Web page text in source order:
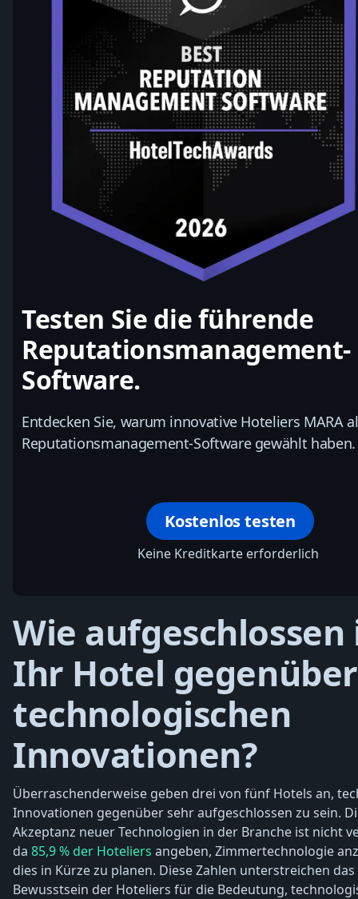
Testen Sie die führende
Reputationsmanagement-
Software.
Entdecken Sie, warum innovative Hoteliers MARA
Reputationsmanagement-Software gewählt haben.
Kostenlos testen
Keine Kreditkarte erforderlich
Wie aufgeschlossen
Ihr Hotel gegenüber
technologischen
Innovationen?
Überraschenderweise geben drei von fünf Hotels an,
Innovationen gegenüber sehr aufgeschlossen zu sein.
Akzeptanz neuer Technologien in der Branche ist nicht
da 85,9 % der Hoteliers angeben, Zimmertechnologie
dies in Kürze zu planen. Diese Zahlen unterstreichen
Bewusstsein der Hoteliers für die Bedeutung,